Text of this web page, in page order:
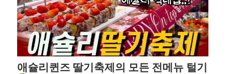
애슐리퀸즈 딸기축제의 모든 전메뉴 털기